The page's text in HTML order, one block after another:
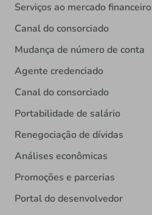
Serviços ao mercado financeiro
Canal do consorciado
Mudança de número de conta
Agente credenciado
Canal do consorciado
Portabilidade de salário
Renegociação de dívidas
Análises econômicas
Promoções e parcerias
Portal do desenvolvedor